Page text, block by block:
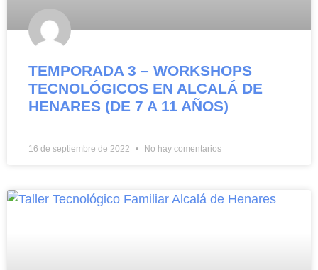
TEMPORADA 3 – WORKSHOPS
TECNOLÓGICOS EN ALCALÁ DE
HENARES (DE 7 A 11 AÑOS)
16 de septiembre de 2022 No hay comentarios